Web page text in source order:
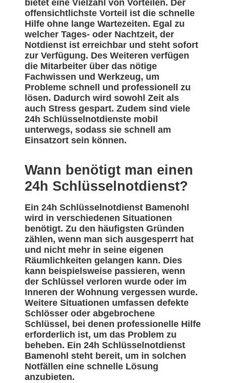
bietet eine Vielzahl von Vorteilen. Der
offensichtlichste Vorteil ist die schnelle
Hilfe ohne lange Wartezeiten. Egal zu
welcher Tages- oder Nachtzeit, der
Notdienst ist erreichbar und steht sofort
zur Verfügung. Des Weiteren verfügen
die Mitarbeiter über das nötige
Fachwissen und Werkzeug, um
Probleme schnell und professionell zu
lösen. Dadurch wird sowohl Zeit als
auch Stress gespart. Zudem sind viele
24h Schlüsselnotdienste mobil
unterwegs, sodass sie schnell am
Einsatzort sein können.
Wann benötigt man einen
24h Schlüsselnotdienst?
Ein 24h Schlüsselnotdienst Bamenohl
wird in verschiedenen Situationen
benötigt. Zu den häufigsten Gründen
zählen, wenn man sich ausgesperrt hat
und nicht mehr in seine eigenen
Räumlichkeiten gelangen kann. Dies
kann beispielsweise passieren, wenn
der Schlüssel verloren wurde oder im
Inneren der Wohnung vergessen wurde.
Weitere Situationen umfassen defekte
Schlösser oder abgebrochene
Schlüssel, bei denen professionelle Hilfe
erforderlich ist, um das Problem zu
beheben. Ein 24h Schlüsselnotdienst
Bamenohl steht bereit, um in solchen
Notfällen eine schnelle Lösung
anzubieten.